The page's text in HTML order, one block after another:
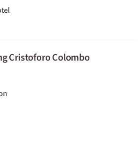
Cristoforo Colombo